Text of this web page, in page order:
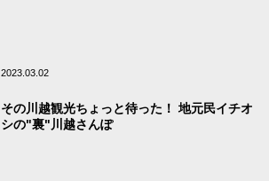
2023.03.02
その川越観光ちょっと待った！ 地元民イチオ
シの"裏"川越さんぽ